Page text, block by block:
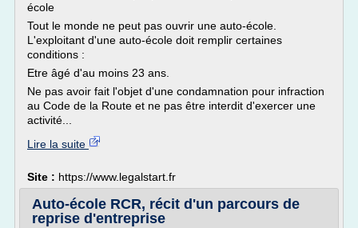
école
Tout le monde ne peut pas ouvrir une auto-école.
L'exploitant d'une auto-école doit remplir certaines
conditions :
Etre âgé d'au moins 23 ans.
Ne pas avoir fait l'objet d'une condamnation pour infraction
au Code de la Route et ne pas être interdit d'exercer une
activité...
Lire la suite
Site : https://www.legalstart.fr
Auto-école RCR, récit d'un parcours de
reprise d'entreprise